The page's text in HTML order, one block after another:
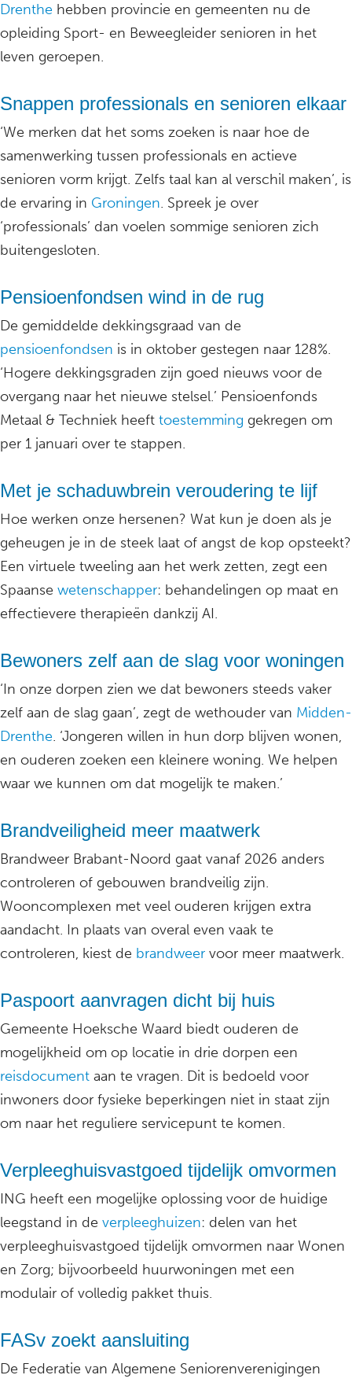
Drenthe hebben provincie en gemeenten nu de
opleiding Sport- en Beweegleider senioren in het
leven geroepen.
Snappen professionals en senioren elkaar
‘We merken dat het soms zoeken is naar hoe de
samenwerking tussen professionals en actieve
senioren vorm krijgt. Zelfs taal kan al verschil maken’, is
de ervaring in Groningen. Spreek je over
‘professionals’ dan voelen sommige senioren zich
buitengesloten.
Pensioenfondsen wind in de rug
De gemiddelde dekkingsgraad van de
pensioenfondsen is in oktober gestegen naar 128%.
‘Hogere dekkingsgraden zijn goed nieuws voor de
overgang naar het nieuwe stelsel.’ Pensioenfonds
Metaal & Techniek heeft toestemming gekregen om
per 1 januari over te stappen.
Met je schaduwbrein veroudering te lijf
Hoe werken onze hersenen? Wat kun je doen als je
geheugen je in de steek laat of angst de kop opsteekt?
Een virtuele tweeling aan het werk zetten, zegt een
Spaanse wetenschapper: behandelingen op maat en
effectievere therapieën dankzij AI.
Bewoners zelf aan de slag voor woningen
‘In onze dorpen zien we dat bewoners steeds vaker
zelf aan de slag gaan’, zegt de wethouder van Midden-
Drenthe. ‘Jongeren willen in hun dorp blijven wonen,
en ouderen zoeken een kleinere woning. We helpen
waar we kunnen om dat mogelijk te maken.’
Brandveiligheid meer maatwerk
Brandweer Brabant-Noord gaat vanaf 2026 anders
controleren of gebouwen brandveilig zijn.
Wooncomplexen met veel ouderen krijgen extra
aandacht. In plaats van overal even vaak te
controleren, kiest de brandweer voor meer maatwerk.
Paspoort aanvragen dicht bij huis
Gemeente Hoeksche Waard biedt ouderen de
mogelijkheid om op locatie in drie dorpen een
reisdocument aan te vragen. Dit is bedoeld voor
inwoners door fysieke beperkingen niet in staat zijn
om naar het reguliere servicepunt te komen.
Verpleeghuisvastgoed tijdelijk omvormen
ING heeft een mogelijke oplossing voor de huidige
leegstand in de verpleeghuizen: delen van het
verpleeghuisvastgoed tijdelijk omvormen naar Wonen
en Zorg; bijvoorbeeld huurwoningen met een
modulair of volledig pakket thuis.
FASv zoekt aansluiting
De Federatie van Algemene Seniorenverenigingen